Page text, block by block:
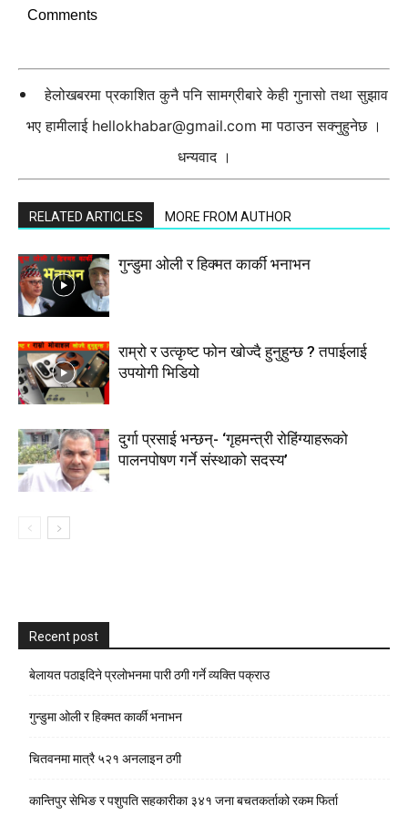
Comments
हेलोखबरमा प्रकाशित कुनै पनि सामग्रीबारे केही गुनासो तथा सुझाव
भए हामीलाई hellokhabar@gmail.com मा पठाउन सक्नुहुनेछ ।
धन्यवाद ।
RELATED ARTICLES MORE FROM AUTHOR
गुन्डुमा ओली र हिक्मत कार्की भनाभन
राम्रो र उत्कृष्ट फोन खोज्दै हुनुहुन्छ ? तपाईलाई
उपयोगी भिडियो
दुर्गा प्रसाई भन्छन्- ‘गृहमन्त्री रोहिंग्याहरूको
पालनपोषण गर्ने संस्थाको सदस्य’
Recent post
बेलायत पठाइदिने प्रलाेभनमा पारी ठगी गर्ने व्यक्ति पक्राउ
गुन्डुमा ओली र हिक्मत कार्की भनाभन
चितवनमा मात्रै ५२१ अनलाइन ठगी
कान्तिपुर सेभिङ र पशुपति सहकारीका ३४१ जना बचतकर्ताको रकम फिर्ता